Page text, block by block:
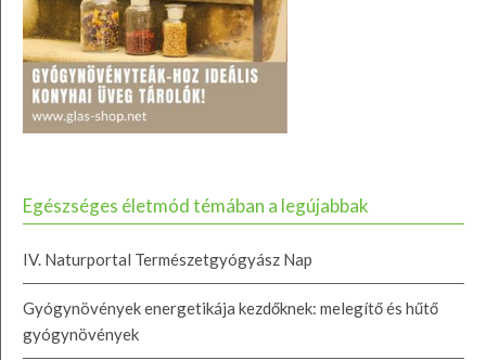
Egészséges életmód témában a legújabbak
IV. Naturportal Természetgyógyász Nap
Gyógynövények energetikája kezdőknek: melegítő és hűtő
gyógynövények